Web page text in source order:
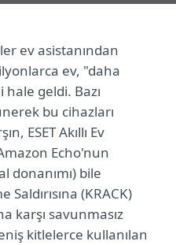
ev asistanından
ev, "daha
hale geldi. Bazı
bu cihazları
ESET Akıllı Ev
Echo'nun
donanımı) bile
(KRACK)
karşı savunmasız
kitlelerce kullanılan